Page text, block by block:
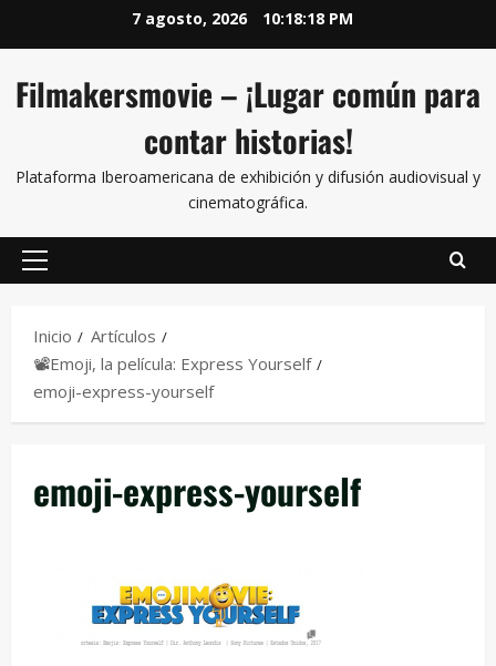
7 agosto, 2026 10:18:19 PM
Filmakersmovie – ¡Lugar común para
contar historias!
Plataforma Iberoamericana de exhibición y difusión audiovisual y
cinematográfica.
Inicio
Artículos
📽Emoji, la película: Express Yourself
emoji-express-yourself
emoji-express-yourself